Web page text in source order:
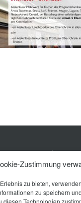
Zustimmung
zu bieten,
zu speichern
diesen Technologien
Küche
Wohnen
Bad